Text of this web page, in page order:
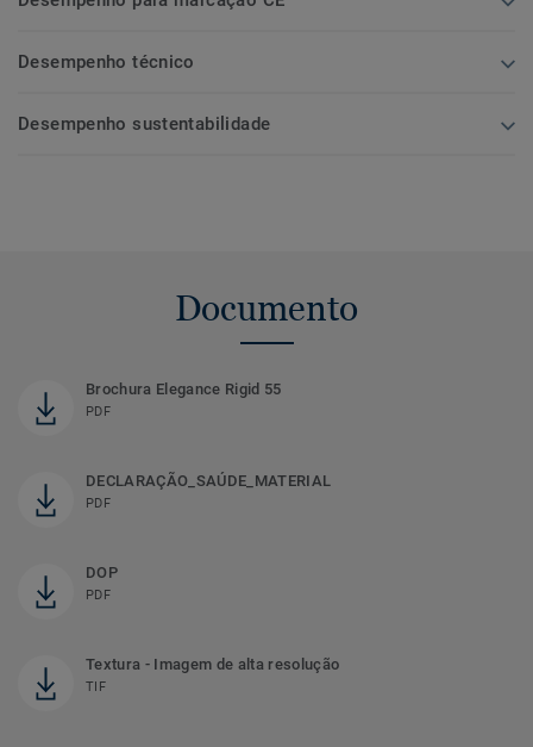
Desempenho técnico
Desempenho sustentabilidade
Documento
Brochura Elegance Rigid 55
PDF
DECLARAÇÃO_SAÚDE_MATERIAL
PDF
DOP
PDF
Textura - Imagem de alta resolução
TIF